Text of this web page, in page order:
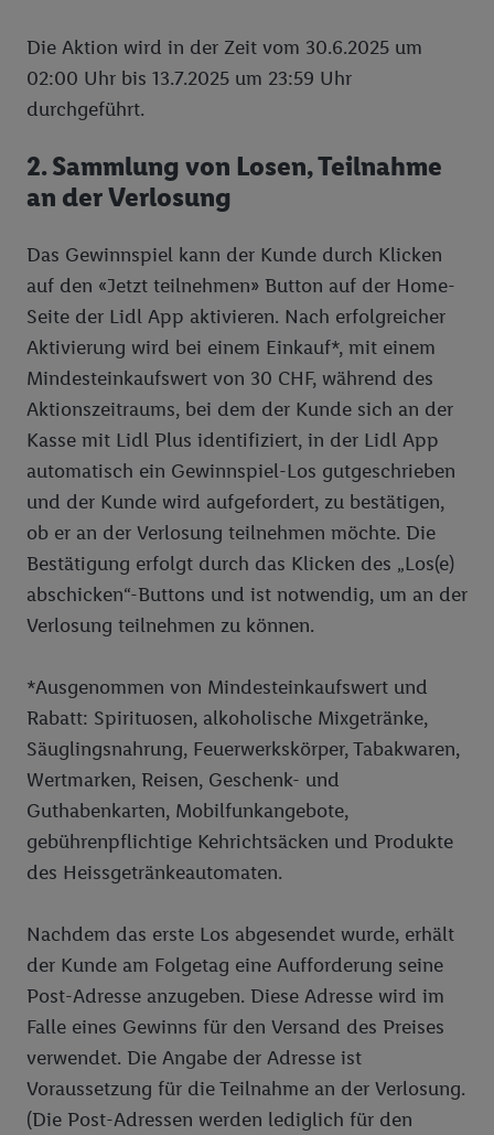
Die Aktion wird in der Zeit vom 30.6.2025 um
02:00 Uhr bis 13.7.2025 um 23:59 Uhr
durchgeführt.
2. Sammlung von Losen, Teilnahme
an der Verlosung
Das Gewinnspiel kann der Kunde durch Klicken
auf den «Jetzt teilnehmen» Button auf der Home-
Seite der Lidl App aktivieren. Nach erfolgreicher
Aktivierung wird bei einem Einkauf*, mit einem
Mindesteinkaufswert von 30 CHF, während des
Aktionszeitraums, bei dem der Kunde sich an der
Kasse mit Lidl Plus identifiziert, in der Lidl App
automatisch ein Gewinnspiel-Los gutgeschrieben
und der Kunde wird aufgefordert, zu bestätigen,
ob er an der Verlosung teilnehmen möchte. Die
Bestätigung erfolgt durch das Klicken des „Los(e)
abschicken“-Buttons und ist notwendig, um an der
Verlosung teilnehmen zu können.
*Ausgenommen von Mindesteinkaufswert und
Rabatt: Spirituosen, alkoholische Mixgetränke,
Säuglingsnahrung, Feuerwerkskörper, Tabakwaren,
Wertmarken, Reisen, Geschenk- und
Guthabenkarten, Mobilfunkangebote,
gebührenpflichtige Kehrichtsäcken und Produkte
des Heissgetränkeautomaten.
Nachdem das erste Los abgesendet wurde, erhält
der Kunde am Folgetag eine Aufforderung seine
Post-Adresse anzugeben. Diese Adresse wird im
Falle eines Gewinns für den Versand des Preises
verwendet. Die Angabe der Adresse ist
Voraussetzung für die Teilnahme an der Verlosung.
(Die Post-Adressen werden lediglich für den